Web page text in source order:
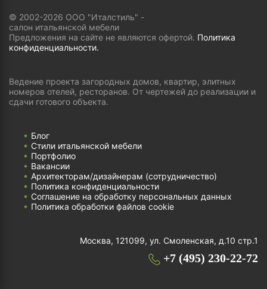
© 2002-2026 ООО "Италстиль" -
салон итальянской мебели
Предложения на сайте не являются офертой. Политика
конфиденциальности.
Ведение проекта загородных домов, квартир, элитных
номеров отелей, ресторанов. От чертежей до реализации и
сдачи готового объекта.
Блог
Стили итальянской мебели
Портфолио
Вакансии
Архитекторам/дизайнерам (cотрудничество)
Политика конфиденциальности
Соглашение на обработку персональных данных
Политика обработки файлов cookie
Москва, 121099, ул. Смоленская, д.10 стр.1
+7 (495) 230-22-72